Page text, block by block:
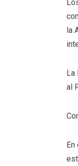
la
La
al